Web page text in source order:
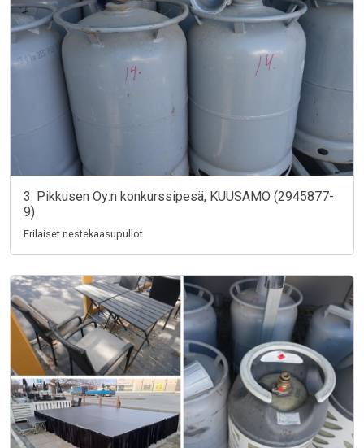
3. Pikkusen Oy:n konkurssipesä, KUUSAMO (2945877-
9)
Erilaiset nestekaasupullot